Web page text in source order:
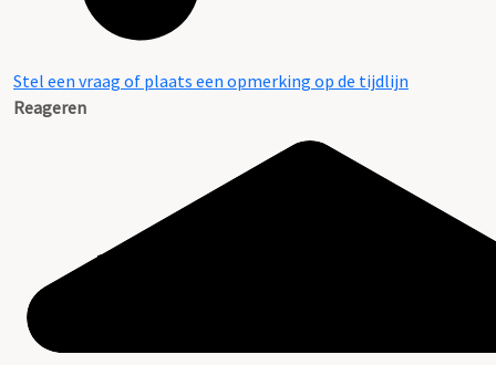
Stel een vraag of plaats een opmerking op de tijdlijn
Reageren